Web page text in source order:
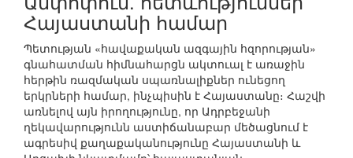
Հայաստանի համար
Պետության «հավաքական ազգային հզորության»
գնահատման հիմնահարցն ակտուալ է առաջին
հերթին ռազմական սպառնալիքներ ունեցող
երկրների համար, ինչպիսին է Հայաստանը։ Հաշվի
առնելով այն իրողությունը, որ Ադրբեջանի
ղեկավարությունն աստիճանաբար մեծացնում է
ագրեսիվ քաղաքականությունը Հայաստանի և